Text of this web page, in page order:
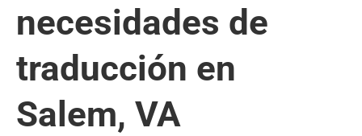
necesidades de
traducción en
Salem, VA